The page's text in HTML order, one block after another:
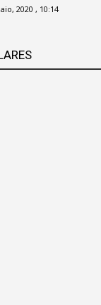
2020 , 10:14